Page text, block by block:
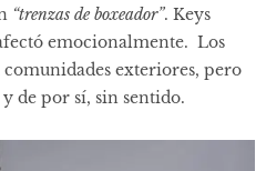
“trenzas de boxeador”. Keys
emocionalmente. Los
exteriores, pero
de por sí, sin sentido.